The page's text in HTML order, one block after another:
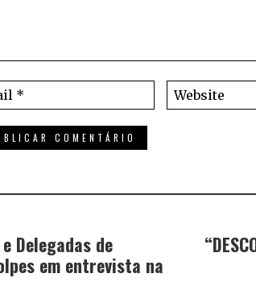
Delegadas de
em entrevista na